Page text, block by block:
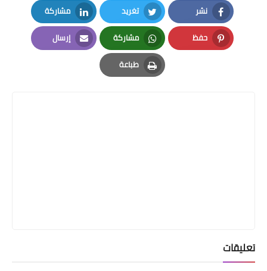
نشر
Facebook
تغريد
Twitter
مشاركة
LinkedIn
حفظ
Pinterest
مشاركة
Whatsapp
إرسال
Email
طباعة
Print
تعليقات